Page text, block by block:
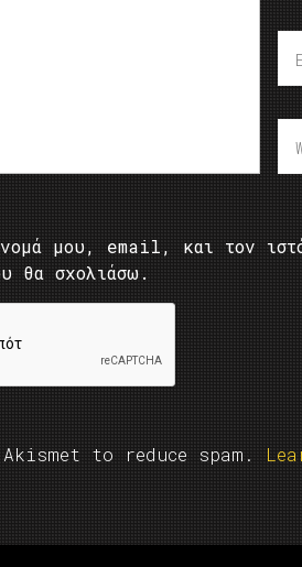
μου, email, και τον
θα σχολιάσω.
to reduce spam.